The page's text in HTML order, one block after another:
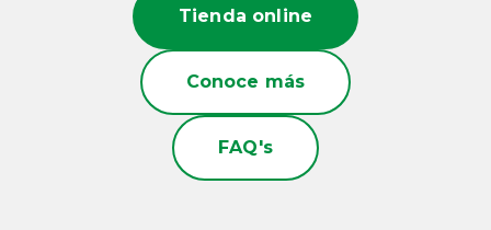
Tienda online
Conoce más
FAQ's